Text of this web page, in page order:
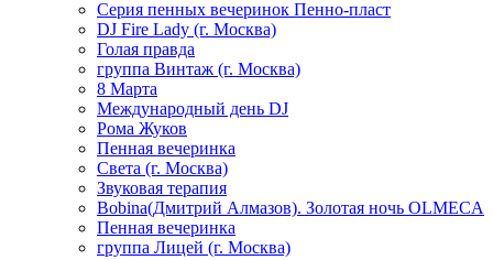
Серия пенных вечеринок Пенно-пласт
DJ Fire Lady (г. Москва)
Голая правда
группа Винтаж (г. Москва)
8 Марта
Международный день DJ
Рома Жуков
Пенная вечеринка
Света (г. Москва)
Звуковая терапия
Bobina(Дмитрий Алмазов). Золотая ночь OLMECA
Пенная вечеринка
группа Лицей (г. Москва)